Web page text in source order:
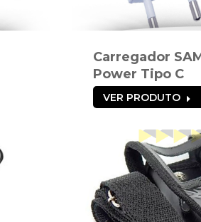
Carregador
Power Tipo C
VER PRODUTO